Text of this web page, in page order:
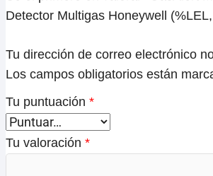
Detector Multigas Honeywell (%LEL,
Tu dirección de correo electrónico
Los campos obligatorios están
Tu puntuación *
Tu valoración *